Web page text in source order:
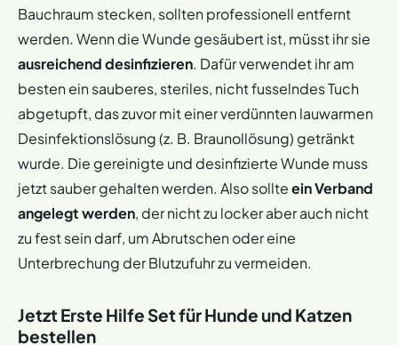
Bauchraum stecken, sollten professionell entfernt
werden. Wenn die Wunde gesäubert ist, müsst ihr sie
ausreichend desinfizieren. Dafür verwendet ihr am
besten ein sauberes, steriles, nicht fusselndes Tuch
abgetupft, das zuvor mit einer verdünnten lauwarmen
Desinfektionslösung (z. B. Braunollösung) getränkt
wurde. Die gereinigte und desinfizierte Wunde muss
jetzt sauber gehalten werden. Also sollteein Verband
angelegt werden, der nicht zu locker aber auch nicht
zu fest sein darf, um Abrutschen oder eine
Unterbrechung der Blutzufuhr zu vermeiden.
Jetzt Erste Hilfe Set für Hunde und Katzen
bestellen